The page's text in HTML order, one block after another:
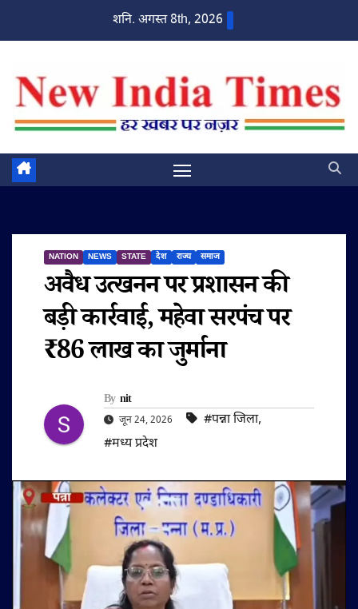
शनि. अगस्त 8th, 2026
NATION NEWS STATE देश राज्य समाज
अवैध उत्खनन पर प्रशासन की
बड़ी कार्रवाई, महेवा सरपंच पर
₹86 लाख का जुर्माना
By nit
जून 24, 2026 #पन्ना जिला,
#मध्य प्रदेश